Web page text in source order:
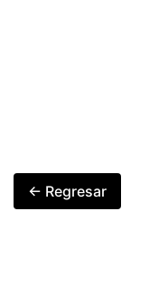
← Regresar